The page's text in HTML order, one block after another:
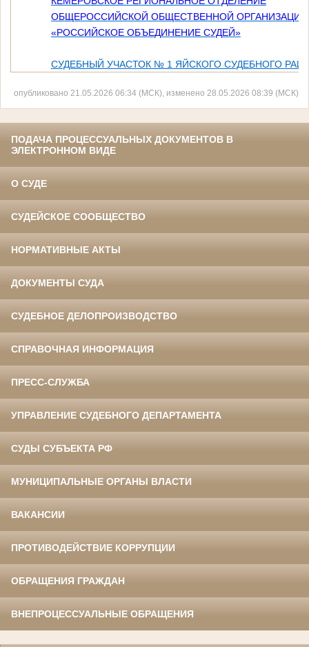
ОБЩЕРОССИЙСКОЙ ОБЩЕСТВЕННОЙ ОРГАНИЗАЦИИ
«РОССИЙСКОЕ ОБЪЕДИНЕНИЕ СУДЕЙ»
СУДЕБНЫЙ УЧАСТОК № 1 ЯЙСКОГО СУДЕБНОГО
опубликовано 21.05.2026 06:34 (МСК), изменено 28.05.2026 08:39 (МСК)
ПОДАЧА ПРОЦЕССУАЛЬНЫХ ДОКУМЕНТОВ В
ЭЛЕКТРОННОМ ВИДЕ
О СУДЕ
СУДЕЙСКОЕ СООБЩЕСТВО
НОРМАТИВНЫЕ АКТЫ
ДОКУМЕНТЫ СУДА
СУДЕБНОЕ ДЕЛОПРОИЗВОДСТВО
СПРАВОЧНАЯ ИНФОРМАЦИЯ
ПРЕСС-СЛУЖБА
УПРАВЛЕНИЕ СУДЕБНОГО ДЕПАРТАМЕНТА
СУДЫ СУБЪЕКТА РФ
МУНИЦИПАЛЬНЫЕ ОРГАНЫ ВЛАСТИ
ВАКАНСИИ
ПРОТИВОДЕЙСТВИЕ КОРРУПЦИИ
ОБРАЩЕНИЯ ГРАЖДАН
ВНЕПРОЦЕССУАЛЬНЫЕ ОБРАЩЕНИЯ